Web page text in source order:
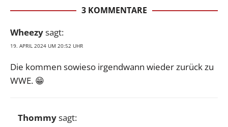
3 KOMMENTARE
Wheezysagt:
19. APRIL 2024 UM 20:52 UHR
Die kommen sowieso irgendwann wieder zurück zu
WWE. 😁
Thommysagt: